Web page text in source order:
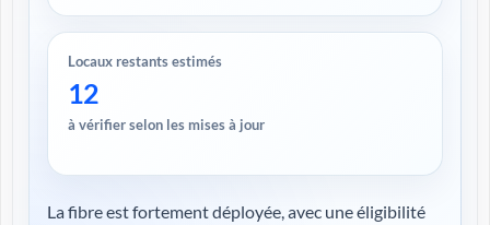
Locaux restants estimés
12
à vérifier selon les mises à jour
La fibre est fortement déployée, avec une éligibilité